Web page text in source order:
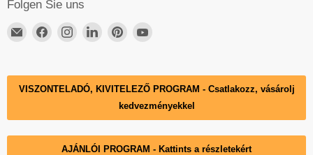
Folgen Sie uns
Email
Finden
auf
Facebook
Finden
auf
Instagram
Finden
auf
LinkedIn
Finden
auf
Pinterest
auf
YouTube
VISZONTELADÓ, KIVITELEZŐ PROGRAM - Csatlakozz, vásárolj
kedvezményekkel
AJÁNLÓI PROGRAM - Kattints a részletekért